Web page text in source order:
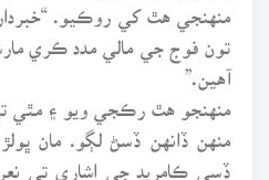
منهنجي هٿ کي روڪيو.
تون فوج جي مالي مدد ڪري
آهين.”
منهنجو هٿ رڪجي ويو ۽ مٿي
منهن ڏانهن ڏسڻ لڳو. مان
ڏسي ڪامريڊ جي اشاري تي